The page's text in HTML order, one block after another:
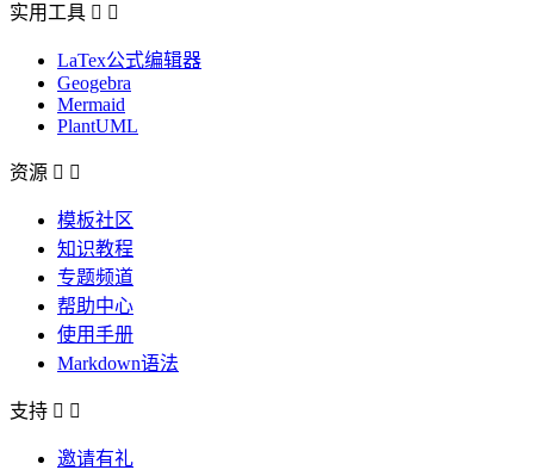
实用工具  
LaTex公式编辑器
Geogebra
Mermaid
PlantUML
资源  
模板社区
知识教程
专题频道
帮助中心
使用手册
Markdown语法
支持  
邀请有礼